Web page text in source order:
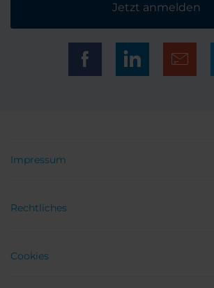
Jetzt anmelden
Impressum
Rechtliches
Cookies